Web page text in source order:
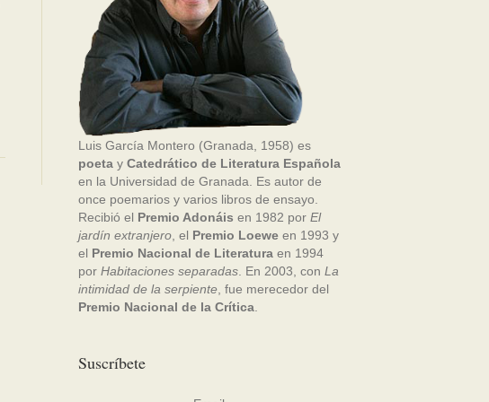
Luis García Montero (Granada, 1958) es
poeta y Catedrático de Literatura Española
en la Universidad de Granada. Es autor de
once poemarios y varios libros de ensayo.
Recibió el Premio Adonáis en 1982 por El
jardín extranjero , el Premio Loewe en 1993 y
el Premio Nacional de Literatura en 1994
por Habitaciones separadas . En 2003, con La
intimidad de la serpiente , fue merecedor del
Premio Nacional de la Crítica
Suscríbete